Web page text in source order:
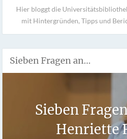
Hier bloggt die
mit Hintergründen, Tipps und
Sieben Fragen an…
Sieben
Henriette